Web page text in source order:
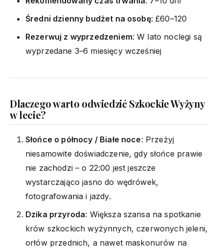
Średni dzienny budżet na osobę: £60–120
Rezerwuj z wyprzedzeniem: W lato noclegi są
wyprzedane 3–6 miesięcy wcześniej
Dlaczego warto odwiedzić Szkockie Wyżyny
w lecie?
Słońce o północy / Białe noce: Przeżyj
niesamowite doświadczenie, gdy słońce prawie
nie zachodzi – o 22:00 jest jeszcze
wystarczająco jasno do wędrówek,
fotografowania i jazdy.
Dzika przyroda: Większa szansa na spotkanie
krów szkockich wyżynnych, czerwonych jeleni,
orłów przednich, a nawet maskonurów na